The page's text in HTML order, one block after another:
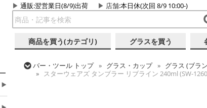
通販:翌営業日(8/9)出荷 店舗:本日休(次回 8/9 10:00-)
商品を買う(カテゴリ) グラスを買う
バー・ツール トップ グラス・カップ グラス (ブラ
スターウェアズ タンブラー リブライン 240ml (SW-